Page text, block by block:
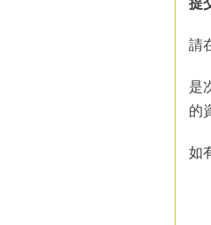
請
是
的
如